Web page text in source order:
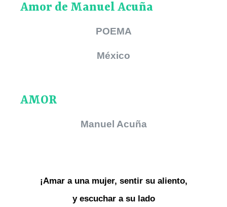
Amor de Manuel Acuña
POEMA
México
AMOR
Manuel Acuña
¡Amar a una mujer, sentir su aliento,
y escuchar a su lado